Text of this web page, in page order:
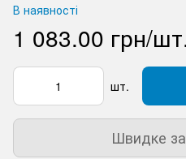
В наявності
1 083.00 грн/
шт.
Швидке